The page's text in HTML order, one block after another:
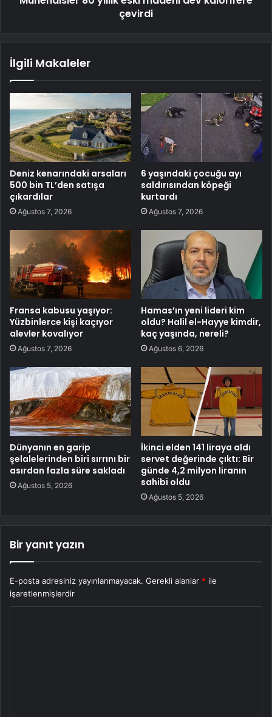
çevirdi
İlgili Makaleler
Deniz kenarındaki arsaları
500 bin TL’den satışa
çıkardılar
Ağustos 7, 2026
6 yaşındaki çocuğu ayı
saldırısından köpeği
kurtardı
Ağustos 7, 2026
Fransa kabusu yaşıyor:
Yüzbinlerce kişi kaçıyor
alevler kovalıyor
Ağustos 7, 2026
Hamas’ın yeni lideri kim
oldu? Halil el-Hayye kimdir,
kaç yaşında, nereli?
Ağustos 6, 2026
Dünyanın en garip
şelalelerinden biri sırrını bir
asırdan fazla süre sakladı
Ağustos 5, 2026
İkinci elden 141 liraya aldı
servet değerinde çıktı: Bir
günde 4,2 milyon liranın
sahibi oldu
Ağustos 5, 2026
Bir yanıt yazın
E-posta adresiniz yayınlanmayacak. Gerekli alanlar * ile
işaretlenmişlerdir